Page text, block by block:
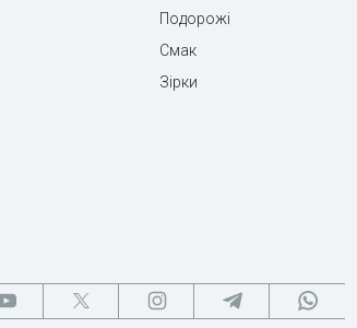
Подорожі
Смак
Зірки